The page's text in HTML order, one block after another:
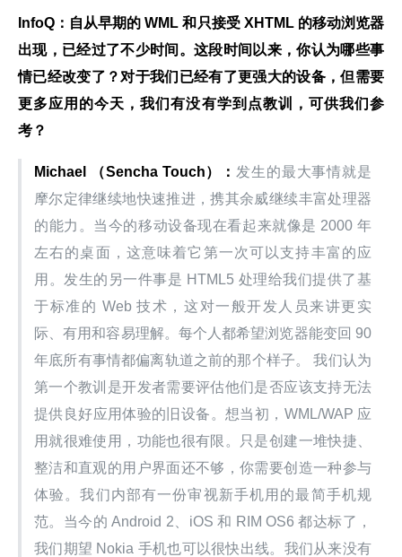
InfoQ：自从早期的 WML 和只接受 XHTML 的移动浏览器
出现，已经过了不少时间。这段时间以来，你认为哪些事
情已经改变了？对于我们已经有了更强大的设备，但需要
更多应用的今天，我们有没有学到点教训，可供我们参
考？
Michael （Sencha Touch）： 发生的最大事情就是
摩尔定律继续地快速推进，携其余威继续丰富处理器
的能力。当今的移动设备现在看起来就像是 2000 年
左右的桌面，这意味着它第一次可以支持丰富的应
用。发生的另一件事是 HTML5 处理给我们提供了基
于标准的 Web 技术，这对一般开发人员来讲更实
际、有用和容易理解。每个人都希望浏览器能变回 90
年底所有事情都偏离轨道之前的那个样子。 我们认为
第一个教训是开发者需要评估他们是否应该支持无法
提供良好应用体验的旧设备。想当初，WML/WAP 应
用就很难使用，功能也很有限。只是创建一堆快捷、
整洁和直观的用户界面还不够，你需要创造一种参与
体验。我们内部有一份审视新手机用的最简手机规
范。当今的 Android 2、iOS 和 RIM OS6 都达标了，
我们期望 Nokia 手机也可以很快出线。我们从来没有